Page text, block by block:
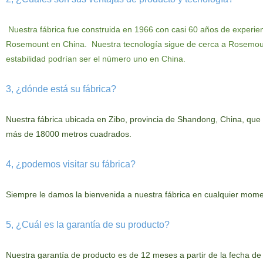
Nuestra fábrica fue construida en 1966 con casi 60 años de
Rosemount en China. Nuestra tecnología sigue de cerca a
estabilidad podrían ser el número uno en China.
3, ¿dónde está su fábrica?
Nuestra fábrica ubicada en Zibo, provincia de Shandong, China, que
más de 18000 metros cuadrados.
4, ¿podemos visitar su fábrica?
Siempre le damos la bienvenida a nuestra fábrica en cualquier
5, ¿Cuál es la garantía de su producto?
Nuestra garantía de producto es de 12 meses a partir de la fecha